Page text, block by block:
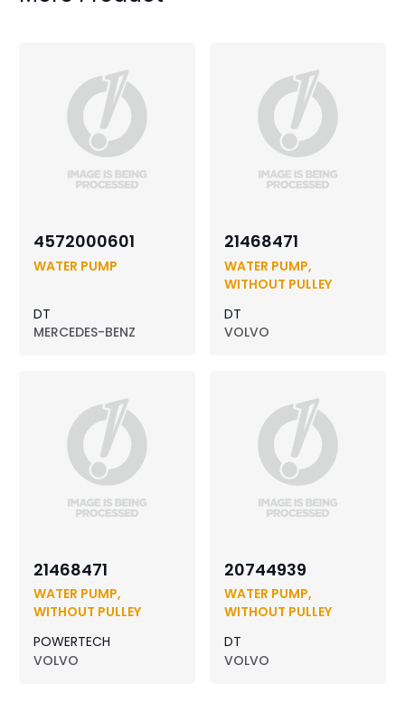
4572000601
WATER PUMP
DT
MERCEDES-BENZ
21468471
WATER PUMP,
WITHOUT PULLEY
DT
VOLVO
21468471
WATER PUMP,
WITHOUT PULLEY
POWERTECH
VOLVO
20744939
WATER PUMP,
WITHOUT PULLEY
DT
VOLVO